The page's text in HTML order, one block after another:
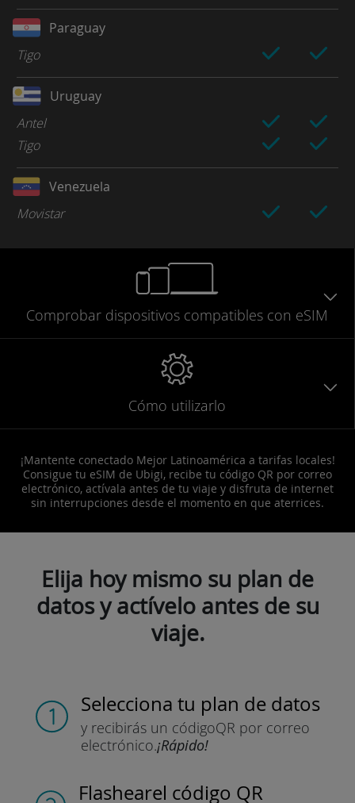
Paraguay
Tigo
Uruguay
Antel
Tigo
Venezuela
Movistar
Comprobar dispositivos compatibles con eSIM
Cómo utilizarlo
¡Mantente conectado Mejor Latinoamérica a tarifas locales!
Consigue tu eSIM de Ubigi, recibe tu código QR por correo
electrónico, actívala antes de tu viaje y disfruta de internet
sin interrupciones desde el momento en que aterrices.
Elija hoy mismo su plan de
datos y actívelo antes de su
viaje.
Selecciona tu plan de datos
y recibirás un códigoQR por correo
electrónico.¡Rápido!
Flashearel código QR